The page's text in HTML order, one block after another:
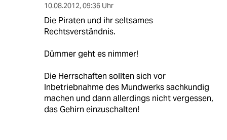
10.08.2012, 09:36 Uhr
Die Piraten und ihr seltsames
Rechtsverständnis.
Dümmer geht es nimmer!
Die Herrschaften sollten sich vor
Inbetriebnahme des Mundwerks sachkundig
machen und dann allerdings nicht vergessen,
das Gehirn einzuschalten!